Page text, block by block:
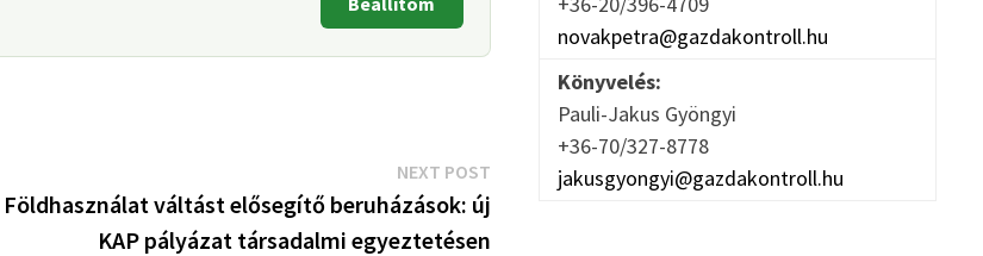
NEXT POSTNext
post:
Földhasználat váltást elősegítő beruházások: új
KAP pályázat társadalmi egyeztetésen
novakpetra@gazdakontroll.hu
Könyvelés:
Pauli-Jakus Gyöngyi
+36-70/327-8778
jakusgyongyi@gazdakontroll.hu